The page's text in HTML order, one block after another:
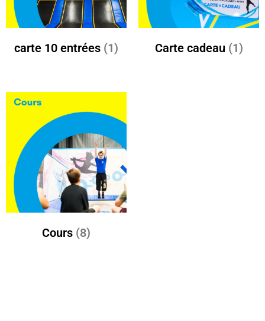
carte 10 entrées (1) Carte cadeau (1)
Cours (8)